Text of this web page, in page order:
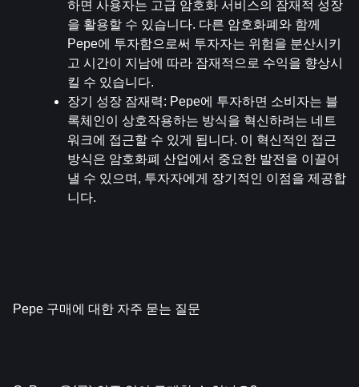
하면 사용자는 고급 암호화 서비스의 잠재적 성장
을 활용할 수 있습니다. 다른 암호화폐와 함께
Pepe에 투자함으로써 투자자는 위험을 분산시키
고 시간이 지남에 따라 잠재적으로 수익을 향상시
킬 수 있습니다.
장기 성장 잠재력: Pepe에 투자하면 소비자는 블
록체인이 상호작용하는 방식을 혁신하려는 네트
워크에 접근할 수 있게 됩니다. 이 혁신적인 접근
방식은 암호화폐 산업에서 중요한 발전을 이끌어
낼 수 있으며, 투자자에게 장기적인 이점을 제공합
니다.
Pepe 구매에 대한 자주 묻는 질문